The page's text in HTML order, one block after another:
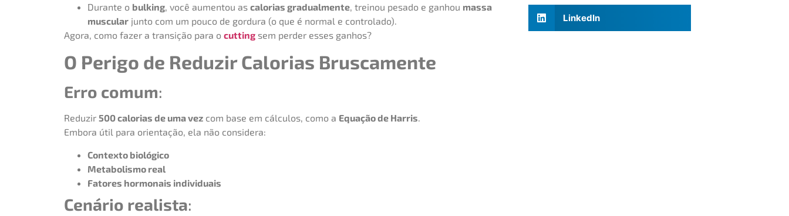
Durante o bulking, você aumentou as calorias gradualmente, treinou pesado e ganhou massa
muscularjunto com um pouco de gordura (o que é normal e controlado).
Agora, como fazer a transição para o cuttingsem perder esses ganhos?
O Perigo de Reduzir Calorias Bruscamente
Erro comum:
Reduzir 500 calorias de uma vezcom base em cálculos, como a Equação de Harris.
Embora útil para orientação, ela não considera:
Contexto biológico
Metabolismo real
Fatores hormonais individuais
Cenário realista:
LinkedIn